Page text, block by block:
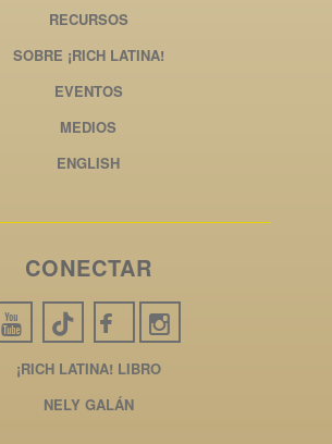
RECURSOS
SOBRE ¡RICH LATINA!
EVENTOS
MEDIOS
ENGLISH
CONECTAR
¡RICH LATINA! LIBRO
NELY GALÁN